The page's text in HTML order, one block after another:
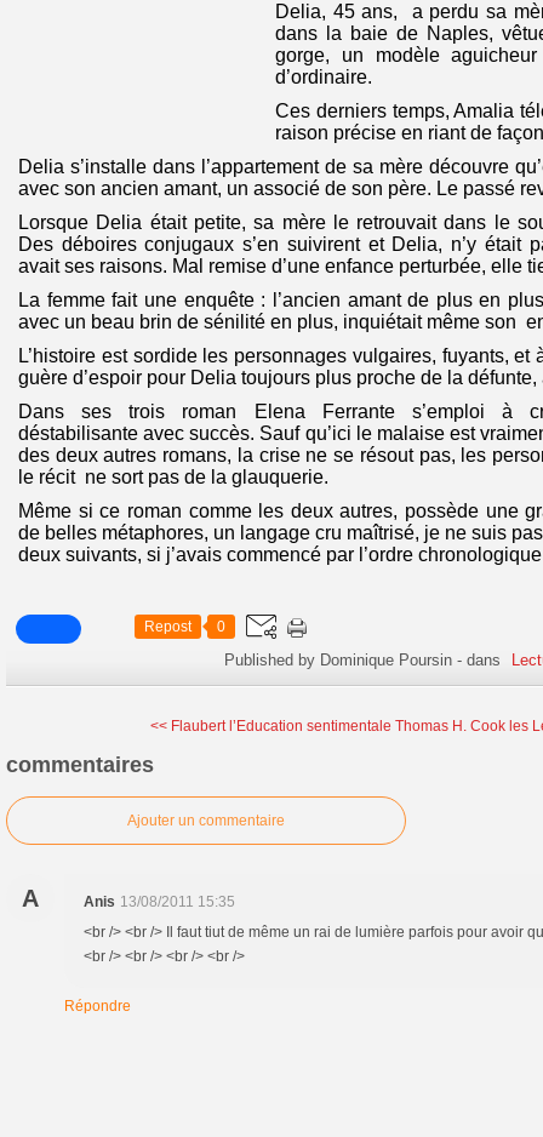
Delia, 45 ans, a perdu sa
dans la baie de Naples,
gorge, un modèle
d’ordinaire.
Ces derniers temps, Amalia
raison précise en riant de
Delia s’installe dans l’appartement de sa mère découvre
avec son ancien amant, un associé de son père. Le passé
Lorsque Delia était petite, sa mère le retrouvait dans le
Des déboires conjugaux s’en suivirent et Delia, n’y était
avait ses raisons. Mal remise d’une enfance perturbée, elle
La femme fait une enquête : l’ancien amant de plus en
avec un beau brin de sénilité en plus, inquiétait même son
L’histoire est sordide les personnages vulgaires, fuyants, et
guère d’espoir pour Delia toujours plus proche de la
Dans ses trois roman Elena Ferrante s’emploi à
déstabilisante avec succès. Sauf qu’ici le malaise est
des deux autres romans, la crise ne se résout pas, les
le récit ne sort pas de la glauquerie.
Même si ce roman comme les deux autres, possède une
de belles métaphores, un langage cru maîtrisé, je ne suis
deux suivants, si j’avais commencé par l’ordre
Repost 0
Published by Dominique Poursin -dans
<< Flaubert l’Education sentimentale Thomas H. Cook les
commentaires
Ajouter un commentaire
A Anis 13/08/2011 15:35
<br /> <br /> Il faut tiut de même un rai de lumière parfois pour avoir
<br /> <br /> <br /> <br />
Répondre